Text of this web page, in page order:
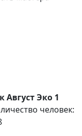
Август Эко 1
человек: